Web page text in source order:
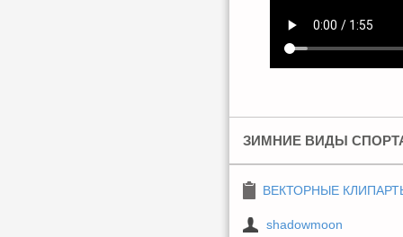
ЗИМНИЕ ВИДЫ
ВЕКТОРНЫЕ
shadowmoon